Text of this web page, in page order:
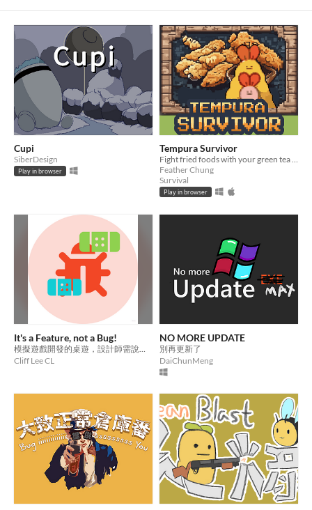
Cupi
SiberDesign
Play in browser
Tempura Survivor
Fight fried foods with your green tea gun in this buggy game world!
Feather Chung
Survival
Play in browser
It's a Feature, not a Bug!
Cliff Lee CL
NO MORE UPDATE
別再更新了
DaiChunMeng